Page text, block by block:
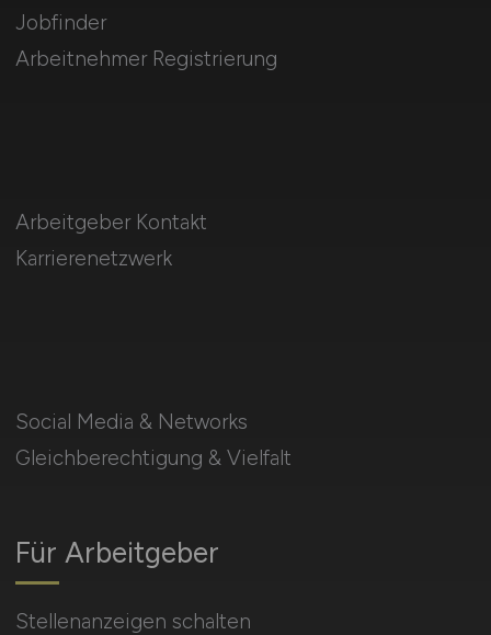
Jobfinder
Arbeitnehmer Registrierung
Social Media & Networks
Gleichberechtigung & Vielfalt
Für Arbeitgeber
Stellenanzeigen schalten
Arbeitgeber Kontakt
Karrierenetzwerk